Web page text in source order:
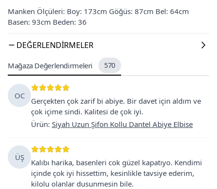
Manken Ölçüleri: Boy: 173cm Göğüs: 87cm Bel: 64cm
Basen: 93cm Beden: 36
DEĞERLENDIRMELER
Mağaza Değerlendirmeleri 570
OC
Gerçekten çok zarif bi abiye. Bir davet için aldım ve
çok içime sindi. Kalitesi de çok iyi.
Ürün: Siyah Uzun Şifon Kollu Dantel Abiye Elbise
ÜŞ
Kalıbı harika, basenleri cok güzel kapatıyo. Kendimi
içinde çok iyi hissettim, kesinlikle tavsiye ederim,
kilolu olanlar dusunmesin bile.